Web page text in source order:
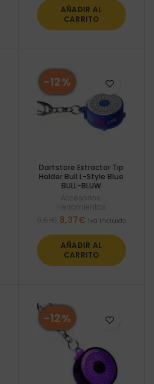
AÑADIR AL
CARRITO
-12%
Dartstore Extractor Tip
Holder Bull L-Style Blue
BULL-BLUW
Accesorios
Herramientas
El
original
era:
9,51€.
8,37€El
actual
es:
8,37€.
Iva incluido
AÑADIR AL
CARRITO
-12%